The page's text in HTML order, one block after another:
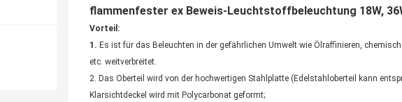
flammenfester ex Beweis-Leuchtstoffbeleuchtung 18W,
Vorteil:
1. Es ist für das Beleuchten in der gefährlichen Umwelt wie Ölraffinieren,
etc. weitverbreitet.
2. Das Oberteil wird von der hochwertigen Stahlplatte (Edelstahloberteil kann
Klarsichtdeckel wird mit Polycarbonat geformt;